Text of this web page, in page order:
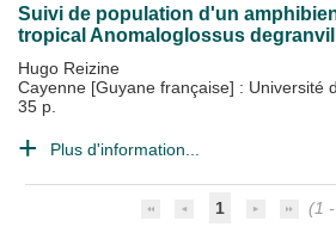
Suivi de population d'un
tropical Anomaloglossus
Hugo Reizine
Cayenne [Guyane française] : Université
35 p.
Plus d'information...
1
(1